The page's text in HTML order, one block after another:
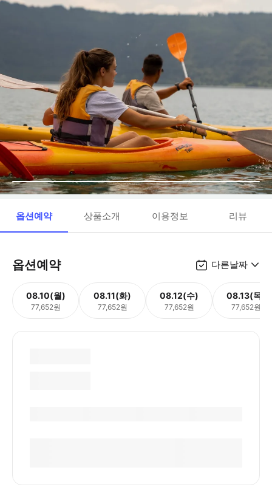
옵션예약 상품소개 이용정보 리뷰
옵션예약 다른날짜
08.10(월)
77,652원
08.11(화)
77,652원
08.12(수)
77,652원
08.13(목)
77,652원